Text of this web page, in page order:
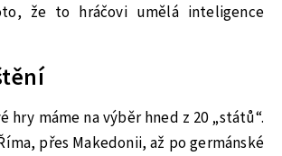
že to hráčovi umělá inteligence
hry máme na výběr hned z 20 „států“.
přes Makedonii, až po germánské